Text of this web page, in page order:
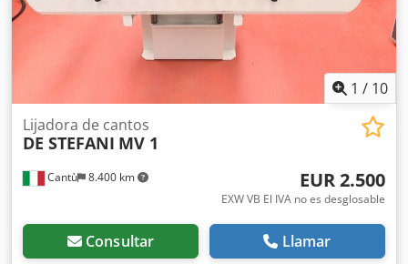
1 / 10
Cantù 8.400 km
Lijadora de cantos
DE STEFANI MV 1
EUR 2.500
EXW VB El IVA no es desglosable
Consultar Llamar